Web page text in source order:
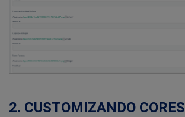
2. CUSTOMIZANDO CORES